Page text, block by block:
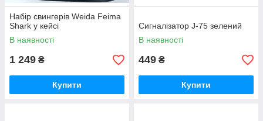
Набір свингерів Weida Feima
Shark у кейсі
В наявності
1 249 ₴
Купити
Сигналізатор J-75 зелений
В наявності
449 ₴
Купити